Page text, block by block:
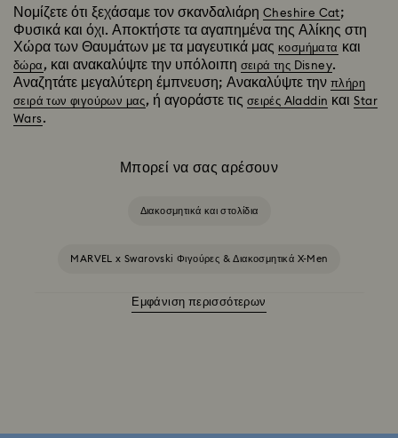
Νομίζετε ότι ξεχάσαμε τον σκανδαλιάρη Cheshire Cat;
Φυσικά και όχι. Αποκτήστε τα αγαπημένα της Αλίκης στη
Χώρα των Θαυμάτων με τα μαγευτικά μας κοσμήματα και
δώρα , και ανακαλύψτε την υπόλοιπη σειρά της Disney.
Αναζητάτε μεγαλύτερη έμπνευση; Ανακαλύψτε την πλήρη
σειρά των φιγούρων μας, ή αγοράστε τις σειρές Aladdin καιStar
Wars.
Μπορεί να σας αρέσουν
Διακοσμητικά και στολίδια
MARVEL x Swarovski Φιγούρες & Διακοσμητικά X-Men
Ανοιξιάτικα/Καλοκαιρινά Είδη Σερβιρίσματος & Διακόσμηση Τραπεζιού
Εμφάνιση περισσότερων